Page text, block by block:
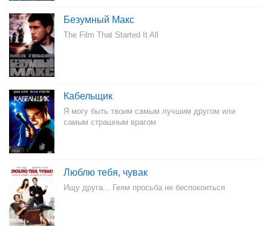
Безумный Макс
The Film That Started It All
Кабельщик
Я могу быть твоим самым лучшим другом или
самым страшным врагом
Люблю тебя, чувак
Ищу друга... Геям просьба не беспокоиться